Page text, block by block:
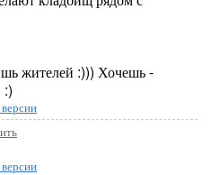
жителей :))) Хочешь -